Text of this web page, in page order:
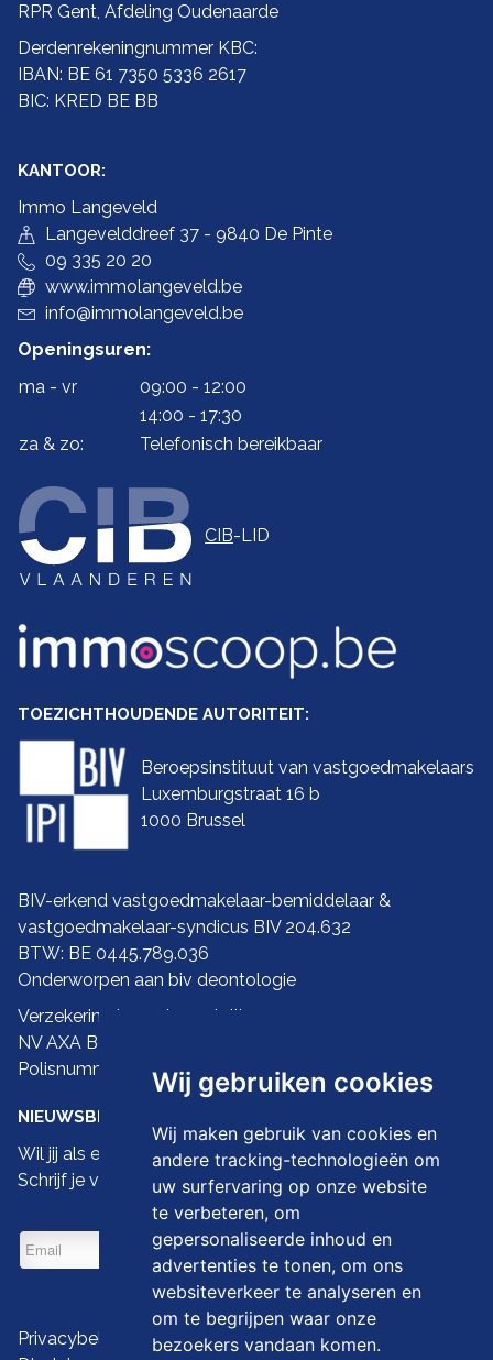
Wij gebruiken cookies
Wij maken gebruik van cookies en
andere tracking-technologieën om
uw surfervaring op onze website
te verbeteren, om
gepersonaliseerde inhoud en
advertenties te tonen, om ons
websiteverkeer te analyseren en
om te begrijpen waar onze
bezoekers vandaan komen.
RPR Gent, Afdeling Oudenaarde
Derdenrekeningnummer KBC:
IBAN: BE 61 7350 5336 2617
BIC: KRED BE BB
KANTOOR:
Immo Langeveld
Langevelddreef 37 - 9840 De Pinte
09 335 20 20
www.immolangeveld.be
info@immolangeveld.be
Openingsuren:
ma - vr
09:00 - 12:00
14:00 - 17:30
za & zo:
Telefonisch bereikbaar
CIB-LID
TOEZICHTHOUDENDE AUTORITEIT:
Beroepsinstituut van vastgoedmakelaars
Luxemburgstraat 16 b
1000 Brussel
BIV-erkend vastgoedmakelaar-bemiddelaar &
vastgoedmakelaar-syndicus BIV 204.632
BTW: BE 0445.789.036
Onderworpen aan biv deontologie
Verzekering ba en borgstelling:
NV AXA Belgium
Polisnummer 730.390.160
NIEUWSBRIEF
Wil jij als eerste de nieuwste droomwoningen zien?
Schrijf je vandaag dan in op onze nieuwsbrief
Privacybeleid